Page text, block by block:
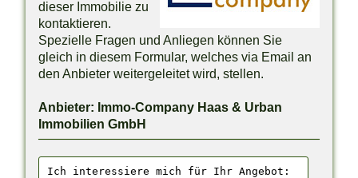
dieser Immobilie zu
kontaktieren.
Spezielle Fragen und Anliegen können Sie
gleich in diesem Formular, welches via Email an
den Anbieter weitergeleitet wird, stellen.
Anbieter: Immo-Company Haas & Urban
Immobilien GmbH